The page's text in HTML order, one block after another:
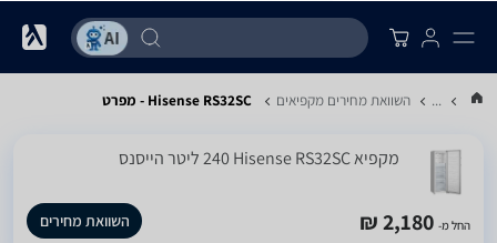
... השוואת מחירים מקפיאים Hisense RS32SC - מפרט
מקפיא Hisense RS32SC ‏240 ‏ליטר הייסנס
החל מ- 2,180 ₪ השוואת מחירים